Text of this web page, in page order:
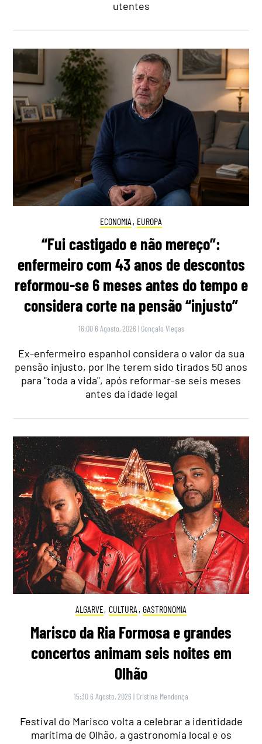
utentes
ECONOMIA , EUROPA
“Fui castigado e não mereço”:
enfermeiro com 43 anos de descontos
reformou-se 6 meses antes do tempo e
considera corte na pensão “injusto”
16:00 6 Agosto, 2026 | Gonçalo Viegas
Ex-enfermeiro espanhol considera o valor da sua
pensão injusto, por lhe terem sido tirados 50 anos
para "toda a vida", após reformar-se seis meses
antes da idade legal
ALGARVE, CULTURA , GASTRONOMIA
Marisco da Ria Formosa e grandes
concertos animam seis noites em
Olhão
15:30 6 Agosto, 2026 | Cristina Mendonça
Festival do Marisco volta a celebrar a identidade
marítima de Olhão, a gastronomia local e os